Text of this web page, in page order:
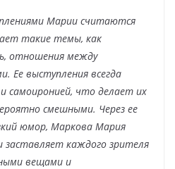
Марии считаются
такие темы, как
отношения между
Ее выступления всегда
самоиронией, что делает их
смешными. Через ее
юмор, Маркова Мария
заставляет каждого зрителя
вещами и